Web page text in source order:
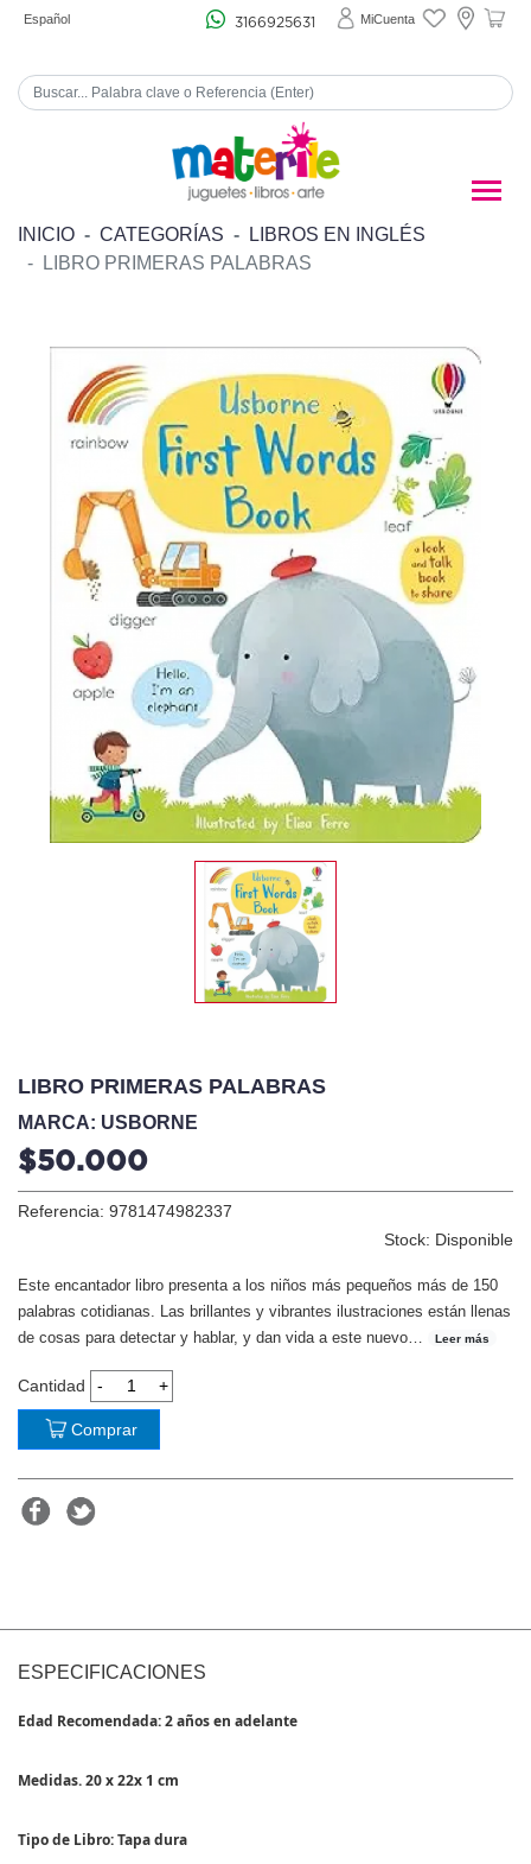
Español 3166925631 MiCuenta
INICIO CATEGORÍAS
LIBROS EN INGLÉS
LIBRO PRIMERAS PALABRAS
LIBRO PRIMERAS PALABRAS
MARCA: USBORNE
$50.000
Referencia: 9781474982337
Stock: Disponible
Este encantador libro presenta a los niños más pequeños más de 150
palabras cotidianas. Las brillantes y vibrantes ilustraciones están llenas
de cosas para detectar y hablar, y dan vida a este nuevo
Leer más
Cantidad
Comprar
ESPECIFICACIONES
Edad Recomendada: 2 años en adelante
Medidas. 20 x 22x 1 cm
Tipo de Libro: Tapa dura